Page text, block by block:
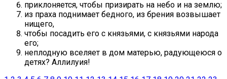
приклоняется, чтобы призирать на небо и на землю;
из праха поднимает бедного, из брения возвышает
нищего,
чтобы посадить его с князьями, с князьями народа
его;
неплодную вселяет в дом матерью, радующеюся о
детях? Аллилуия!